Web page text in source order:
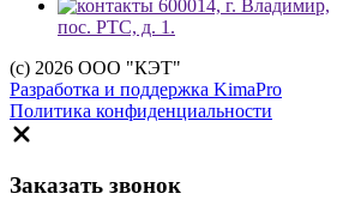
600014, г. Владимир,
пос. РТС, д. 1.
(c) 2026 ООО "КЭТ"
Разработка и поддержка KimaPro
Политика конфиденциальности
Заказать звонок